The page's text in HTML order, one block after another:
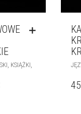
, KSIĄŻKI,